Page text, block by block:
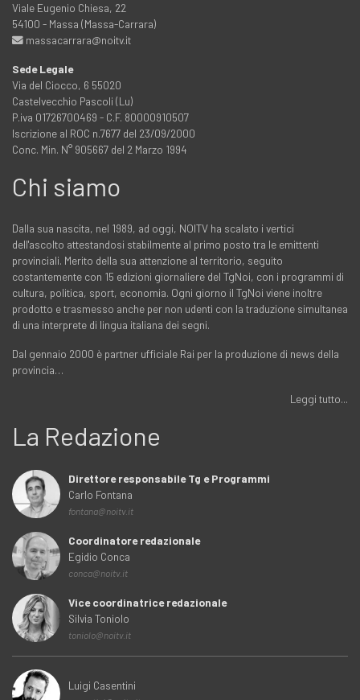
Viale Eugenio Chiesa, 22
54100 - Massa (Massa-Carrara)
massacarrara@noitv.it
Sede Legale
Via del Ciocco, 6 55020
Castelvecchio Pascoli (Lu)
P.iva 01726700469 - C.F. 80000910507
Iscrizione al ROC n.7677 del 23/09/2000
Conc. Min. N° 905667 del 2 Marzo 1994
Chi siamo
Dalla sua nascita, nel 1989, ad oggi, NOITV ha scalato i vertici
dell'ascolto attestandosi stabilmente al primo posto tra le emittenti
provinciali. Merito della sua attenzione al territorio, seguito
costantemente con 15 edizioni giornaliere del TgNoi, con i programmi di
cultura, politica, sport, economia. Ogni giorno il TgNoi viene inoltre
prodotto e trasmesso anche per non udenti con la traduzione simultanea
di una interprete di lingua italiana dei segni.
Dal gennaio 2000 è partner ufficiale Rai per la produzione di news della
provincia…
Leggi tutto...
La Redazione
Direttore responsabile Tg e Programmi
Carlo Fontana
fontana@noitv.it
Coordinatore redazionale
Egidio Conca
conca@noitv.it
Vice coordinatrice redazionale
Silvia Toniolo
toniolo@noitv.it
Luigi Casentini